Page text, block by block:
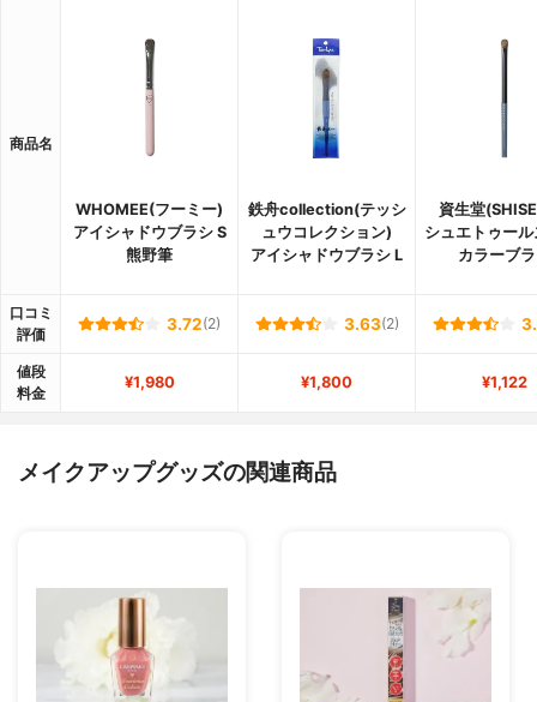
商品名
WHOMEE(フーミー)
アイシャドウブラシ S
熊野筆
鉄舟collection(テッシ
ュウコレクション)
アイシャドウブラシ L
資生堂
シュエトゥール
カラーブ
口コミ
評価
3.72(2) 3.63(2)
値段
料金
¥1,980 ¥1,800 ¥1,122
メイクアップグッズの関連商品